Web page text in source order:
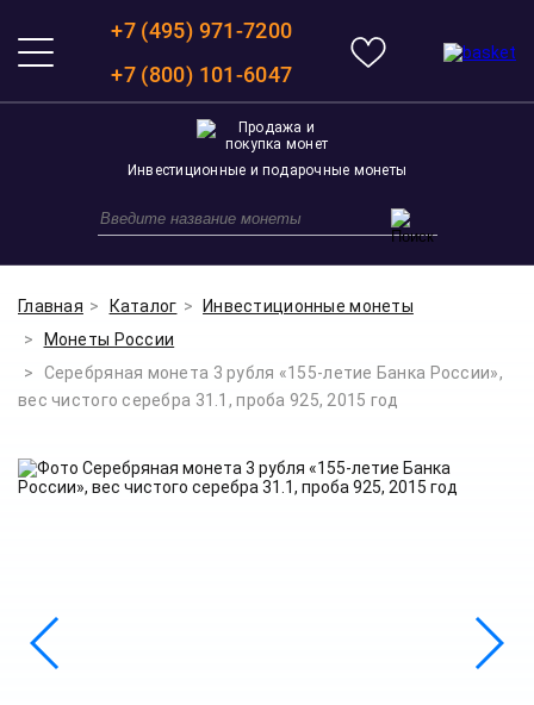
+7 (495) 971-7200
+7 (800) 101-6047
Инвестиционные и подарочные монеты
Главная Каталог
Инвестиционные монеты
Монеты России
Серебряная монета 3 рубля «155-летие Банка России»,
вес чистого серебра 31.1, проба 925, 2015 год